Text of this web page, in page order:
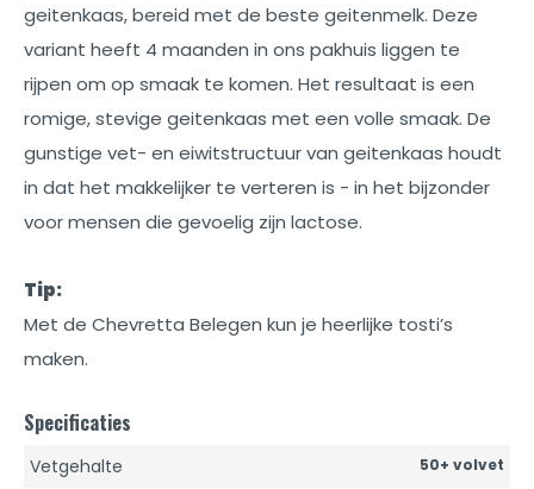
geitenkaas, bereid met de beste geitenmelk. Deze
variant heeft 4 maanden in ons pakhuis liggen te
rijpen om op smaak te komen. Het resultaat is een
romige, stevige geitenkaas met een volle smaak. De
gunstige vet- en eiwitstructuur van geitenkaas houdt
in dat het makkelijker te verteren is - in het bijzonder
voor mensen die gevoelig zijn lactose.
Tip:
Met de Chevretta Belegen kun je heerlijke tosti’s
maken.
Specificaties
Vetgehalte 50+ volvet